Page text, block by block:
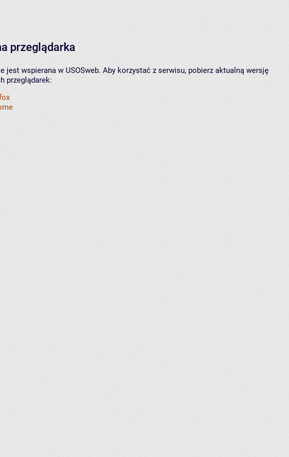
przeglądarka
jest wspierana w USOSweb. Aby korzystać z serwisu, pobierz aktualną wersję
przeglądarek: